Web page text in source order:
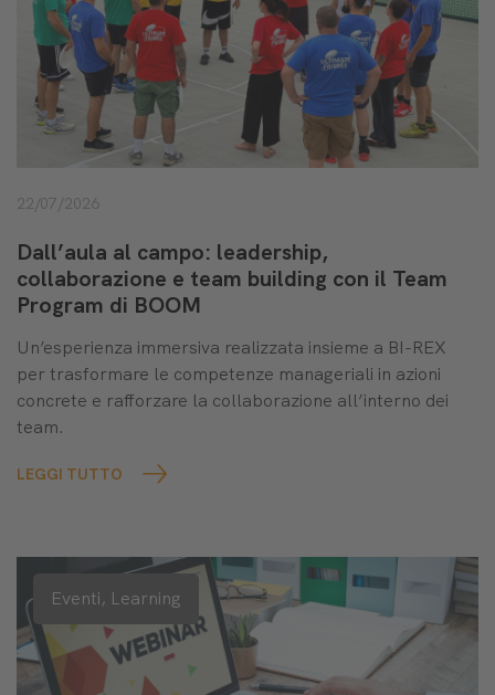
22/07/2026
Dall’aula al campo: leadership,
collaborazione e team building con il Team
Program di BOOM
Un’esperienza immersiva realizzata insieme a BI-REX
per trasformare le competenze manageriali in azioni
concrete e rafforzare la collaborazione all’interno dei
team.
LEGGI TUTTO
Eventi, Learning